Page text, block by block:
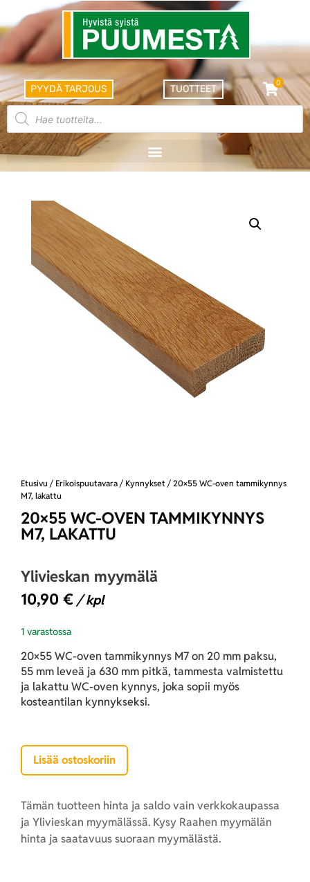
PYYDÄ TARJOUS TUOTTEET
0
Etusivu / Erikoispuutavara / Kynnykset / 20×55 WC-oven tammikynnys
M7, lakattu
20×55 WC-OVEN TAMMIKYNNYS
M7, LAKATTU
Ylivieskan myymälä
10,90 € / kpl
1 varastossa
20×55 WC-oven tammikynnys M7 on 20 mm paksu,
55 mm leveä ja 630 mm pitkä, tammesta valmistettu
ja lakattu WC-oven kynnys, joka sopii myös
kosteantilan kynnykseksi.
Lisää ostoskoriin
Tämän tuotteen hinta ja saldo vain verkkokaupassa
ja Ylivieskan myymälässä. Kysy Raahen myymälän
hinta ja saatavuus suoraan myymälästä.